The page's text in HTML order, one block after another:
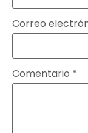
Correo
Comentario *